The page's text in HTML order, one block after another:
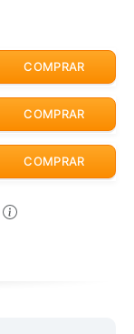
COMPRAR
COMPRAR
COMPRAR